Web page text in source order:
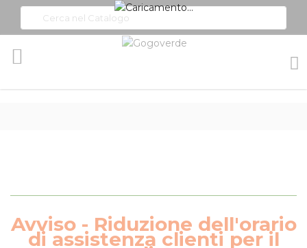
Avviso - Riduzione dell'orario
di assistenza clienti per il